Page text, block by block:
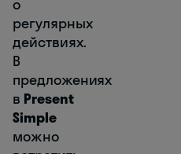
о
регулярных
действиях.
В
предложениях
в Present
Simple
можно